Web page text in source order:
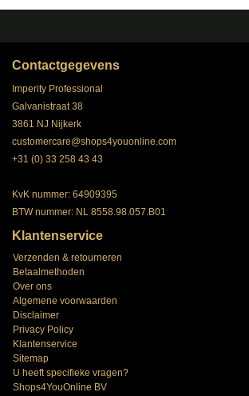
Contactgegevens
Imperity Professional
Galvanistraat 38
3861 NJ Nijkerk
customercare@shops4youonline.com
+31 (0) 33 258 43 43
KvK nummer: 64909395
BTW nummer: NL 8558.98.057.B01
Klantenservice
Verzenden & retourneren
Betaalmethoden
Over ons
Algemene voorwaarden
Disclaimer
Privacy Policy
Klantenservice
Sitemap
U heeft specifieke vragen?
Shops4YouOnline BV